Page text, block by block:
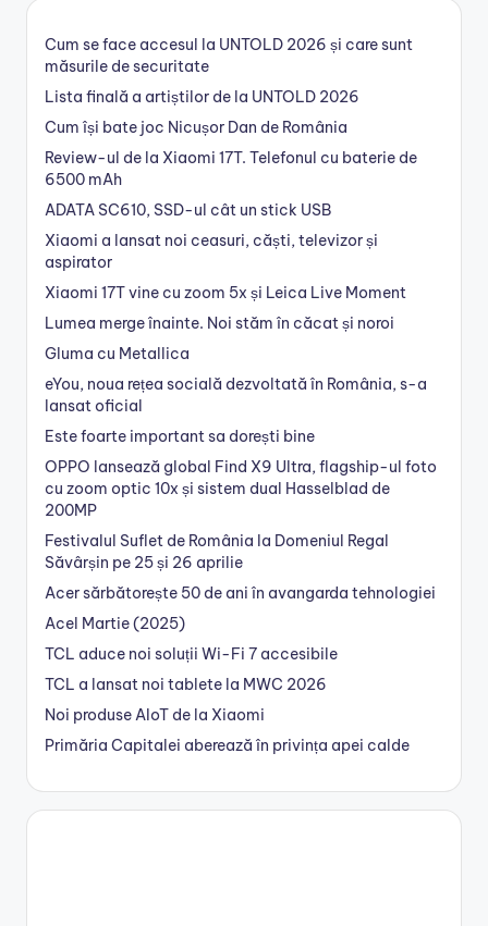
Cum se face accesul la UNTOLD 2026 și care sunt
măsurile de securitate
Lista finală a artiștilor de la UNTOLD 2026
Cum își bate joc Nicușor Dan de România
Review-ul de la Xiaomi 17T. Telefonul cu baterie de
6500 mAh
ADATA SC610, SSD-ul cât un stick USB
Xiaomi a lansat noi ceasuri, căști, televizor și
aspirator
Xiaomi 17T vine cu zoom 5x și Leica Live Moment
Lumea merge înainte. Noi stăm în căcat și noroi
Gluma cu Metallica
eYou, noua rețea socială dezvoltată în România, s-a
lansat oficial
Este foarte important sa dorești bine
OPPO lansează global Find X9 Ultra, flagship-ul foto
cu zoom optic 10x și sistem dual Hasselblad de
200MP
Festivalul Suflet de România la Domeniul Regal
Săvârșin pe 25 și 26 aprilie
Acer sărbătorește 50 de ani în avangarda tehnologiei
Acel Martie (2025)
TCL aduce noi soluții Wi-Fi 7 accesibile
TCL a lansat noi tablete la MWC 2026
Noi produse AIoT de la Xiaomi
Primăria Capitalei aberează în privința apei calde